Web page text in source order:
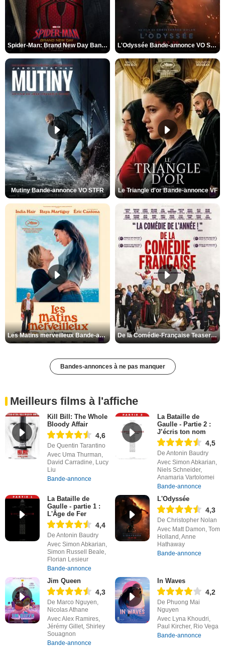
Spider-Man: Brand New Day Bande-annonce VO STFR L'Odyssée Bande-annonce VO STFR
Mutiny Bande-annonce VO STFR Le Triangle d'or Bande-annonce VF
Les Matins merveilleux Bande-annonce VF De la Comédie-Française Teaser VF
Bandes-annonces à ne pas manquer
Meilleurs films à l'affiche
Kill Bill: The Whole
Bloody Affair
4,6
De Quentin Tarantino
Avec Uma Thurman,
David Carradine, Lucy
Liu
Bande-annonce
La Bataille de
Gaulle - Partie 2 :
J’écris ton nom
4,5
De Antonin Baudry
Avec Simon Abkarian,
Niels Schneider,
Anamaria Vartolomei
Bande-annonce
La Bataille de
Gaulle - partie 1 :
L'Âge de Fer
4,4
De Antonin Baudry
Avec Simon Abkarian,
Simon Russell Beale,
Florian Lesieur
Bande-annonce
L'Odyssée
4,3
De Christopher Nolan
Avec Matt Damon, Tom
Holland, Anne
Hathaway
Bande-annonce
Jim Queen
4,3
De Marco Nguyen,
Nicolas Athane
Avec Alex Ramires,
Jérémy Gillet, Shirley
Souagnon
Bande-annonce
In Waves
4,2
De Phuong Mai
Nguyen
Avec Lyna Khoudri,
Paul Kircher, Rio Vega
Bande-annonce